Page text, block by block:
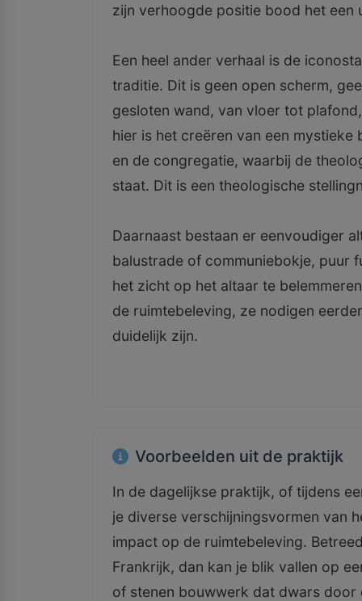
zijn verhoogde positie bood het
Een heel ander verhaal is de
traditie. Dit is geen open scherm,
gesloten wand, van vloer tot
hier is het creëren van een mystieke
en de congregatie, waarbij de
staat. Dit is een theologische
Daarnaast bestaan er eenvoudiger
balustrade of communiebokje, puur
het zicht op het altaar te
de ruimtebeleving, ze nodigen
duidelijk zijn.
Voorbeelden uit de praktijk
In de dagelijkse praktijk, of tijdens
je diverse verschijningsvormen van
impact op de ruimtebeleving.
Frankrijk, dan kan je blik vallen op
of stenen bouwwerk dat dwars